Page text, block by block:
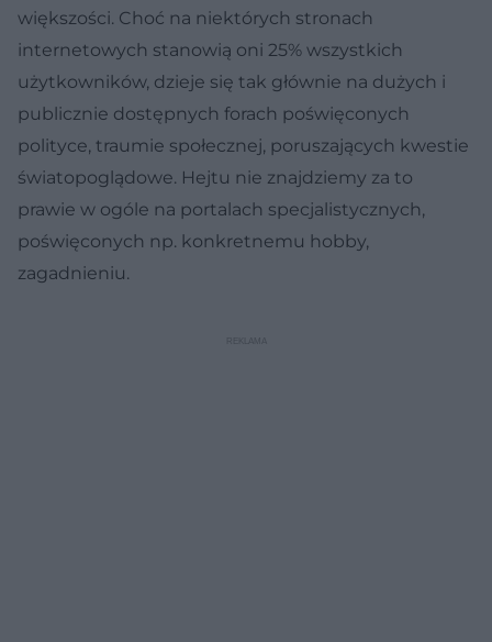
większości. Choć na niektórych stronach
internetowych stanowią oni 25% wszystkich
użytkowników, dzieje się tak głównie na dużych i
publicznie dostępnych forach poświęconych
polityce, traumie społecznej, poruszających kwestie
światopoglądowe. Hejtu nie znajdziemy za to
prawie w ogóle na portalach specjalistycznych,
poświęconych np. konkretnemu hobby,
zagadnieniu.